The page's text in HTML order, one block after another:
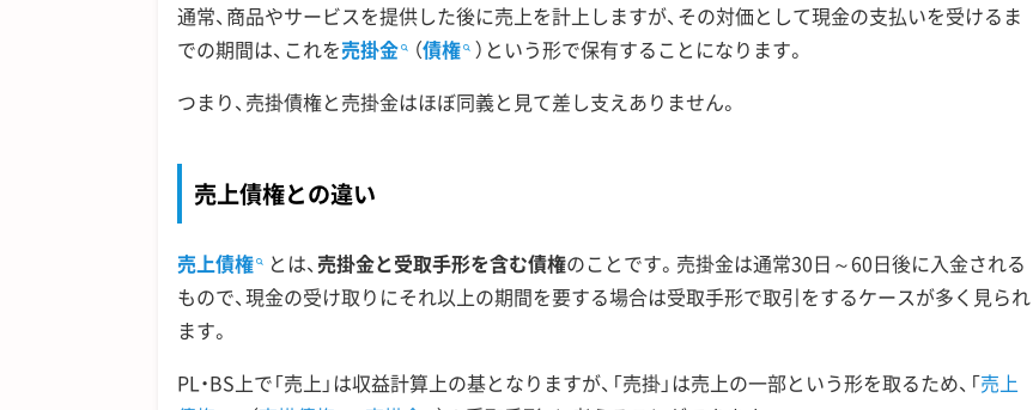
通常、商品やサービスを提供した後に売上を計上しますが、その対価として現金の支払いを受けるま
での期間は、これを売掛金 （債権 ）という形で保有することになります。
つまり、売掛債権と売掛金はほぼ同義と見て差し支えありません。
売上債権との違い
売上債権 とは、 売掛金と受取手形を含む債権のことです。売掛金は通常30日～60日後に入金される
もので、現金の受け取りにそれ以上の期間を要する場合は受取手形で取引をするケースが多く見られ
ます。
PL・BS上で「売上」は収益計算上の基となりますが、「売掛」は売上の一部という形を取るため、「売上